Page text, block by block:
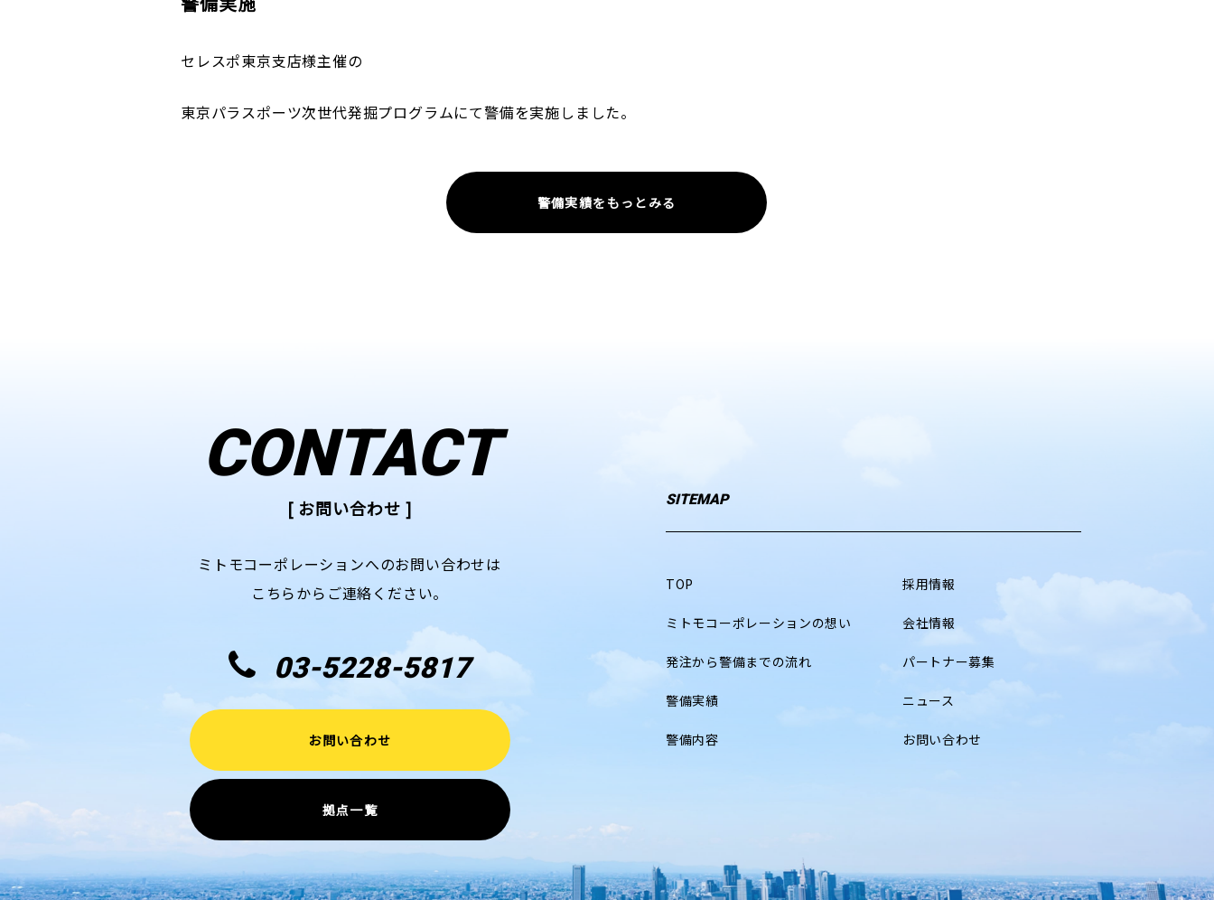
セレスポ東京支店様主催の
東京パラスポーツ次世代発掘プログラムにて警備を実施しました。
警備実績をもっとみる
CONTACT
[ お問い合わせ ]
ミトモコーポレーションへのお問い合わせは
こちらからご連絡ください。
03-5228-5817
お問い合わせ
拠点一覧
SITEMAP
TOP
ミトモコーポレーションの想い
発注から警備までの流れ
警備実績
警備内容
採用情報
会社情報
パートナー募集
ニュース
お問い合わせ